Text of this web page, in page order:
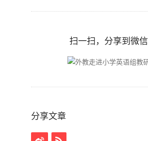
扫一扫，分享到微信
分享文章